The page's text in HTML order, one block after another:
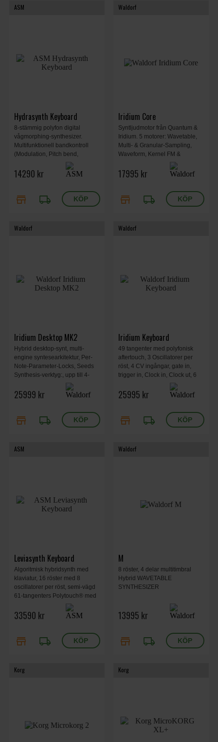
ASM
Hydrasynth Keyboard
8-stämmig polyfon digital
vågmorphing-synthesizer.
Multifunktionell bandkontroll
(Modulation, Pitch bend,
Theremin-läge). 3 oscillatorer
per röst med totalt 4 mutatorer. 3
14290 kr
store local_shipping
Waldorf
Iridium Core
Syntljudmotor från Quantum &
Iridium. 5 motorer: Wavetable,
Multi- & Granular-Sampling,
Waveform, Kernel FM &
17995 kr
store local_shipping
Waldorf
Iridium Desktop MK2
Hybrid desktop-synt, multi-
engine syntesearkitektur, Per-
Note-Parameter-Locks, Seeds
Synthesis-verktyg:, upp till 4-
lagers multitimbralitet, 128-
stämmors polyfoni, CV, MIDI 2.0-
25999 kr
store local_shipping
Waldorf
Iridium Keyboard
49 tangenter med polyfonisk
aftertouch, 3 Oscillatorer per
röst, 4 CV ingångar, gate in,
trigger in, Clock in, Clock ut, 6
makro-knappar, 2GB minne,
master kompressor
25995 kr
store local_shipping
ASM
Leviasynth Keyboard
Algoritmisk hybridsynth med
klaviatur, 16 röster med 8
oscillatorer per röst, semi-vägd
61-tangenters Polytouch® med
polyfonisk aftertouch, dubbla
filter (18 digitala + analogt 4-
33590 kr
store local_shipping
Waldorf
M
8 röster, 4 delar multitimbral
Hybrid WAVETABLE
SYNTHESIZER
13995 kr
store local_shipping
Korg Korg